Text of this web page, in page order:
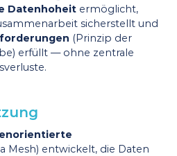
Datenhoheit ermöglicht,
sicherstellt und
(Prinzip der
erfüllt — ohne zentrale
Mesh) entwickelt, die Daten